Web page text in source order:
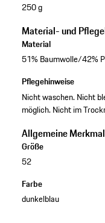
250 g
Material- und
Material
51% Baumwolle/42%
Pflegehinweise
Nicht waschen. Nicht
möglich. Nicht im
Allgemeine
Größe
52
Farbe
dunkelblau